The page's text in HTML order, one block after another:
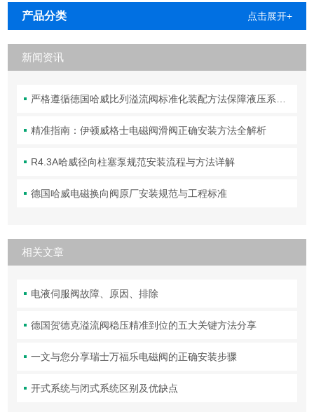
产品分类 点击展开+
新闻资讯
严格遵循德国哈威比列溢流阀标准化装配方法保障液压系统压力调控精准可靠
精准指南：伊顿威格士电磁阀滑阀正确安装方法全解析
R4.3A哈威径向柱塞泵规范安装流程与方法详解
德国哈威电磁换向阀原厂安装规范与工程标准
相关文章
电液伺服阀故障、原因、排除
德国贺德克溢流阀稳压精准到位的五大关键方法分享
一文与您分享瑞士万福乐电磁阀的正确安装步骤
开式系统与闭式系统区别及优缺点